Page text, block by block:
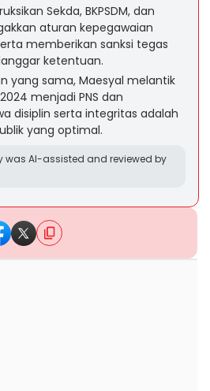
Sekda, BKPSDM, dan
aturan kepegawaian
memberikan sanksi tegas
ketentuan.
yang sama, Maesyal melantik
menjadi PNS dan
disiplin serta integritas adalah
yang optimal.
was AI-assisted and reviewed by